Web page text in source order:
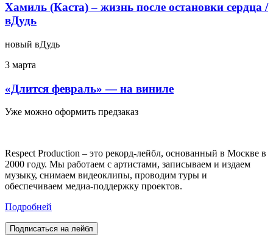
Хамиль (Каста) – жизнь после остановки сердца /
вДудь
новый вДудь
3 марта
«Длится февраль» — на виниле
Уже можно оформить предзаказ
Respect Production – это рекорд-лейбл, основанный в Москве в
2000 году. Мы работаем с артистами, записываем и издаем
музыку, снимаем видеоклипы, проводим туры и
обеспечиваем медиа-поддержку проектов.
Подробней
Подписаться на лейбл